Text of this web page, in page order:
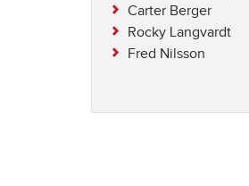
Carter Berger
Rocky Langvardt
Fred Nilsson